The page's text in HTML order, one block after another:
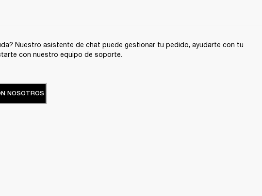
Nuestro asistente de chat puede gestionar tu pedido, ayudarte con tu
con nuestro equipo de soporte.
NOSOTROS